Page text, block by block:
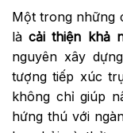
Một trong những
làcải thiện khả
nguyên xây
tượng tiếp xúc
không chỉ giúp
hứng thú với